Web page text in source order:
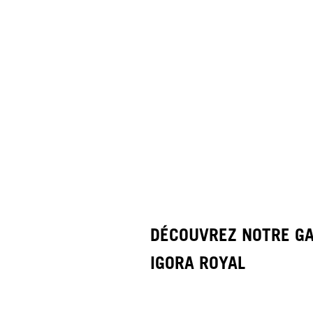
DÉCOUVREZ NOTRE
IGORA ROYAL